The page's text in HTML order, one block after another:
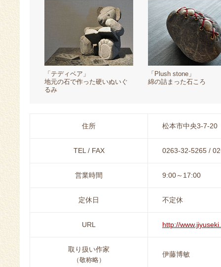
「テディベア」
地元の石で作った硬いぬいぐ
るみ
「Plush stone」
綿の詰まった石ころ
住所 松本市中央3-7-20
TEL / FAX 0263-32-5265 /
営業時間 9:00～17:00
定休日 不定休
URL http://
取り扱い作家
（敬称略）
伊藤博敏